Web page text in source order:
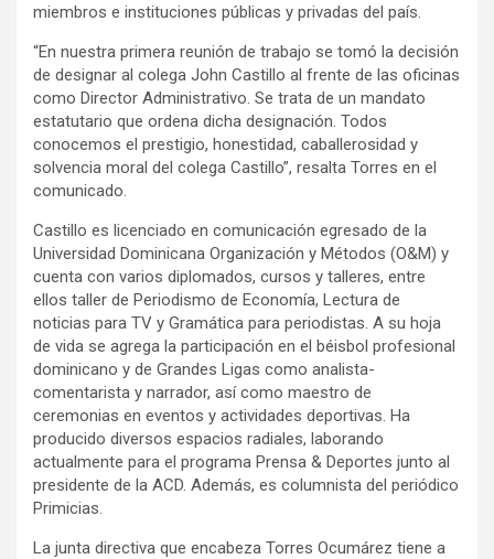
miembros e instituciones públicas y privadas del país.
“En nuestra primera reunión de trabajo se tomó la decisión
de designar al colega John Castillo al frente de las oficinas
como Director Administrativo. Se trata de un mandato
estatutario que ordena dicha designación. Todos
conocemos el prestigio, honestidad, caballerosidad y
solvencia moral del colega Castillo”, resalta Torres en el
comunicado.
Castillo es licenciado en comunicación egresado de la
Universidad Dominicana Organización y Métodos (O&M) y
cuenta con varios diplomados, cursos y talleres, entre
ellos taller de Periodismo de Economía, Lectura de
noticias para TV y Gramática para periodistas. A su hoja
de vida se agrega la participación en el béisbol profesional
dominicano y de Grandes Ligas como analista-
comentarista y narrador, así como maestro de
ceremonias en eventos y actividades deportivas. Ha
producido diversos espacios radiales, laborando
actualmente para el programa Prensa & Deportes junto al
presidente de la ACD. Además, es columnista del periódico
Primicias.
La junta directiva que encabeza Torres Ocumárez tiene a